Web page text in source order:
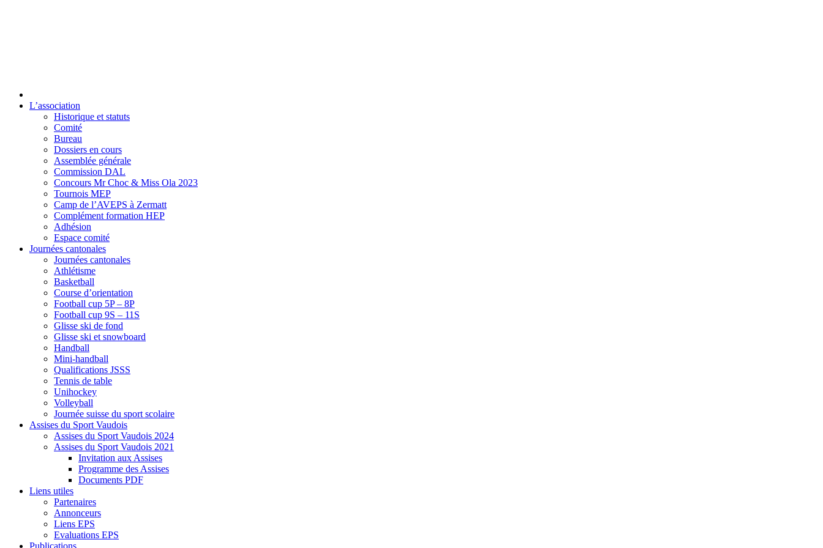
L’association
Historique et statuts
Comité
Bureau
Dossiers en cours
Assemblée générale
Commission DAL
Concours Mr Choc & Miss Ola 2023
Tournois MEP
Camp de l’AVEPS à Zermatt
Complément formation HEP
Adhésion
Espace comité
Journées cantonales
Journées cantonales
Athlétisme
Basketball
Course d’orientation
Football cup 5P – 8P
Football cup 9S – 11S
Glisse ski de fond
Glisse ski et snowboard
Handball
Mini-handball
Qualifications JSSS
Tennis de table
Unihockey
Volleyball
Journée suisse du sport scolaire
Assises du Sport Vaudois
Assises du Sport Vaudois 2024
Assises du Sport Vaudois 2021
Invitation aux Assises
Programme des Assises
Documents PDF
Liens utiles
Partenaires
Annonceurs
Liens EPS
Evaluations EPS
Publications